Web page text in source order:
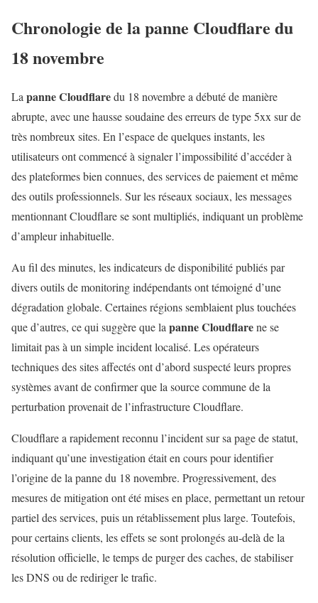
Chronologie de lapanne Cloudflare du
18 novembre
Lapanne Cloudflaredu 18 novembre a débuté de manière
abrupte, avec une hausse soudaine des erreurs de type 5xx sur de
très nombreux sites. En l’espace de quelques instants, les
utilisateurs ont commencé à signaler l’impossibilité d’accéder à
des plateformes bien connues, des services de paiement et même
des outils professionnels. Sur les réseaux sociaux, les messages
mentionnant Cloudflare se sont multipliés, indiquant un problème
d’ampleur inhabituelle.
Au fil des minutes, les indicateurs de disponibilité publiés par
divers outils de monitoring indépendants ont témoigné d’une
dégradation globale. Certaines régions semblaient plus touchées
que d’autres, ce qui suggère que lapanne Cloudflarene se
limitait pas à un simple incident localisé. Les opérateurs
techniques des sites affectés ont d’abord suspecté leurs propres
systèmes avant de confirmer que la source commune de la
perturbation provenait de l’infrastructure Cloudflare.
Cloudflare a rapidement reconnu l’incident sur sa page de statut,
indiquant qu’une investigation était en cours pour identifier
l’origine de la panne du 18 novembre. Progressivement, des
mesures de mitigation ont été mises en place, permettant un retour
partiel des services, puis un rétablissement plus large. Toutefois,
pour certains clients, les effets se sont prolongés au‑delà de la
résolution officielle, le temps de purger des caches, de stabiliser
les DNS ou de rediriger le trafic.